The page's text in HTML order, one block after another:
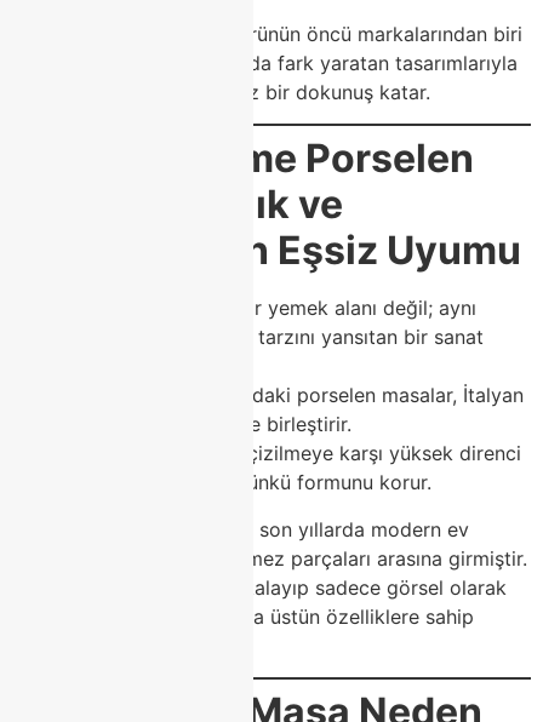
Modoko’da mobilya sektörünün öncü markalarından biri
, bu alanda fark yaratan tasarımlarıyla
yaşam alanlarına benzersiz bir dokunuş katar.
Class Home Porselen
Masalar: Şıklık ve
Dayanıklılığın Eşsiz Uyumu
Porselen masa, yalnızca bir yemek alanı değil; aynı
zamanda yaşam alanınızın tarzını yansıtan bir sanat
koleksiyonundaki porselen masalar, İtalyan
estetiğini modern çizgilerle birleştirir.
Dayanıklı yüzeyi, ısıya ve çizilmeye karşı yüksek direnci
sayesinde uzun yıllar ilk günkü formunu korur.
Porselen masalar, özellikle son yıllarda modern ev
dekorasyonunun vazgeçilmez parçaları arasına girmiştir.
Class Home, bu trendi yakalayıp sadece görsel olarak
değil, kullanım açısından da üstün özelliklere sahip
Porselen Masa Neden